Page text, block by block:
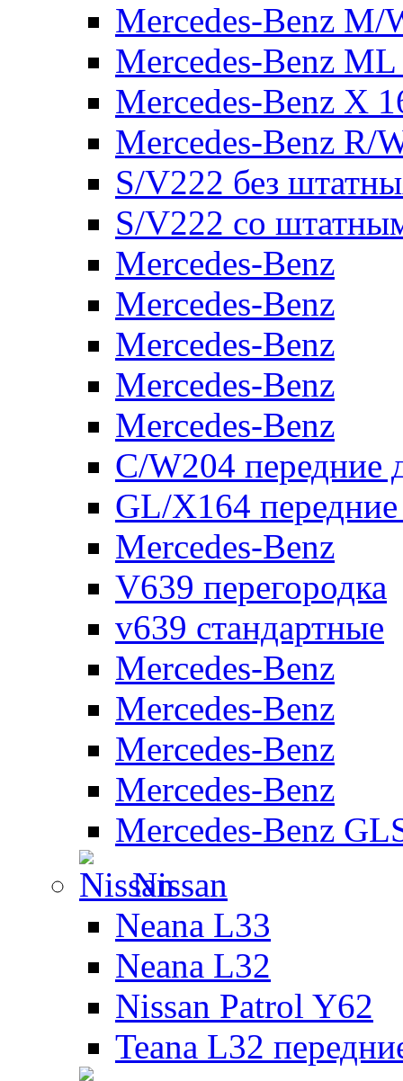
Mercedes-Benz M/
Mercedes-Benz
Mercedes-Benz X
Mercedes-Benz R/
S/V222 без
S/V222 со
Mercedes-Benz
Mercedes-Benz
Mercedes-Benz
Mercedes-Benz
Mercedes-Benz
C/W204 передние
GL/X164
Mercedes-Benz
V639 перегородка
v639 стандартные
Mercedes-Benz
Mercedes-Benz
Mercedes-Benz
Mercedes-Benz
Mercedes-Benz
Nissan
Neana L33
Neana L32
Nissan Patrol Y62
Teana L32